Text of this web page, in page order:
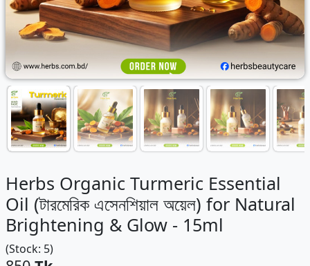
Herbs Organic Turmeric Essential
Oil (টারমেরিক এসেনশিয়াল অয়েল) for Natural
Brightening & Glow - 15ml
(Stock: 5)